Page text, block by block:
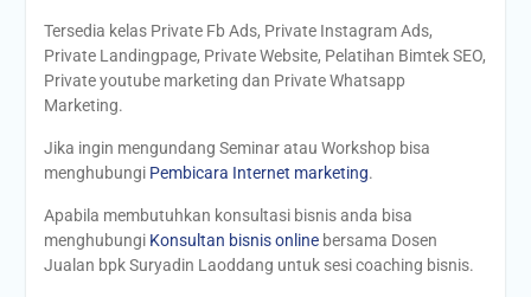
Tersedia kelas Private Fb Ads, Private Instagram Ads,
Private Landingpage, Private Website, Pelatihan Bimtek SEO,
Private youtube marketing dan Private Whatsapp
Marketing.
Jika ingin mengundang Seminar atau Workshop bisa
menghubungi Pembicara Internet marketing.
Apabila membutuhkan konsultasi bisnis anda bisa
menghubungi Konsultan bisnis onlinebersama Dosen
Jualan bpk Suryadin Laoddang untuk sesi coaching bisnis.